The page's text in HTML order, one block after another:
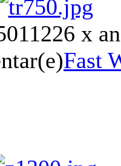
11226 x
Fast